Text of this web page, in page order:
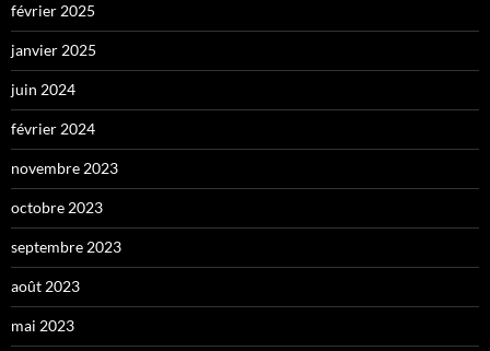
février 2025
janvier 2025
juin 2024
février 2024
novembre 2023
octobre 2023
septembre 2023
août 2023
mai 2023